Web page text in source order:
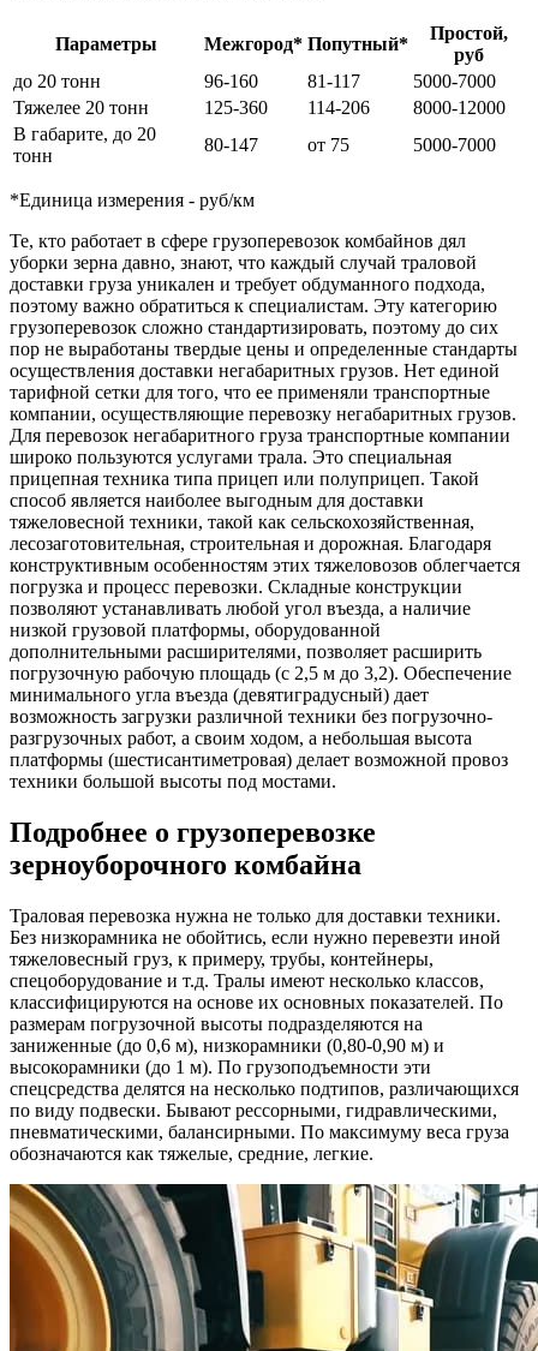
Параметры Межгород* Попутный*
Простой,
руб
до 20 тонн
96-160 81-117
5000-7000
Тяжелее 20 тонн
125-360 114-206
8000-12000
В габарите, до 20
тонн
80-147 от 75 5000-7000
*Единица измерения - руб/км
Те, кто работает в сфере грузоперевозок комбайнов дял
уборки зерна давно, знают, что каждый случай траловой
доставки груза уникален и требует обдуманного подхода,
поэтому важно обратиться к специалистам. Эту категорию
грузоперевозок сложно стандартизировать, поэтому до сих
пор не выработаны твердые цены и определенные стандарты
осуществления доставки негабаритных грузов. Нет единой
тарифной сетки для того, что ее применяли транспортные
компании, осуществляющие перевозку негабаритных грузов.
Для перевозок негабаритного груза транспортные компании
широко пользуются услугами трала. Это специальная
прицепная техника типа прицеп или полуприцеп. Такой
способ является наиболее выгодным для доставки
тяжеловесной техники, такой как сельскохозяйственная,
лесозаготовительная, строительная и дорожная. Благодаря
конструктивным особенностям этих тяжеловозов облегчается
погрузка и процесс перевозки. Складные конструкции
позволяют устанавливать любой угол въезда, а наличие
низкой грузовой платформы, оборудованной
дополнительными расширителями, позволяет расширить
погрузочную рабочую площадь (с 2,5 м до 3,2). Обеспечение
минимального угла въезда (девятиградусный) дает
возможность загрузки различной техники без погрузочно-
разгрузочных работ, а своим ходом, а небольшая высота
платформы (шестисантиметровая) делает возможной провоз
техники большой высоты под мостами.
Подробнее о грузоперевозке
зерноуборочного комбайна
Траловая перевозка нужна не только для доставки техники.
Без низкорамника не обойтись, если нужно перевезти иной
тяжеловесный груз, к примеру, трубы, контейнеры,
спецоборудование и т.д. Тралы имеют несколько классов,
классифицируются на основе их основных показателей. По
размерам погрузочной высоты подразделяются на
заниженные (до 0,6 м), низкорамники (0,80-0,90 м) и
высокорамники (до 1 м). По грузоподъемности эти
спецсредства делятся на несколько подтипов, различающихся
по виду подвески. Бывают рессорными, гидравлическими,
пневматическими, балансирными. По максимуму веса груза
обозначаются как тяжелые, средние, легкие.